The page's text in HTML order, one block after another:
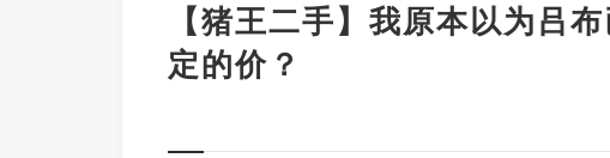
【猪王二手】我原本以为吕
定的价？